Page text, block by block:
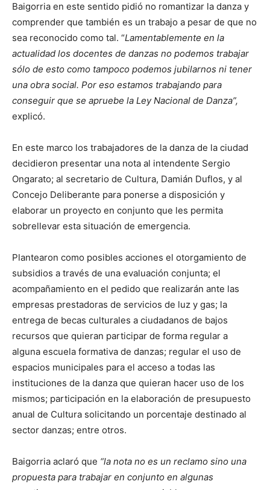
Baigorria en este sentido pidió no romantizar la danza y
comprender que también es un trabajo a pesar de que no
sea reconocido como tal. “Lamentablemente en la
actualidad los docentes de danzas no podemos trabajar
sólo de esto como tampoco podemos jubilarnos ni tener
una obra social. Por eso estamos trabajando para
conseguir que se apruebe la Ley Nacional de Danza”,
explicó.
En este marco los trabajadores de la danza de la ciudad
decidieron presentar una nota al intendente Sergio
Ongarato; al secretario de Cultura, Damián Duflos, y al
Concejo Deliberante para ponerse a disposición y
elaborar un proyecto en conjunto que les permita
sobrellevar esta situación de emergencia.
Plantearon como posibles acciones el otorgamiento de
subsidios a través de una evaluación conjunta; el
acompañamiento en el pedido que realizarán ante las
empresas prestadoras de servicios de luz y gas; la
entrega de becas culturales a ciudadanos de bajos
recursos que quieran participar de forma regular a
alguna escuela formativa de danzas; regular el uso de
espacios municipales para el acceso a todas las
instituciones de la danza que quieran hacer uso de los
mismos; participación en la elaboración de presupuesto
anual de Cultura solicitando un porcentaje destinado al
sector danzas; entre otros.
Baigorria aclaró que “la nota no es un reclamo sino una
propuesta para trabajar en conjunto en algunas